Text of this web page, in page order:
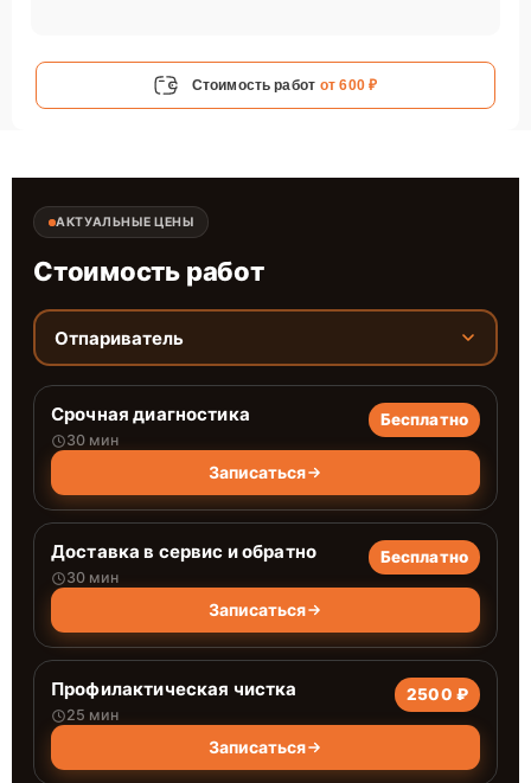
Стоимость работ от 600 ₽
АКТУАЛЬНЫЕ ЦЕНЫ
Стоимость работ
Отпариватель
Срочная диагностика
30 мин
Бесплатно
Записаться
Доставка в сервис и обратно
30 мин
Бесплатно
Записаться
Профилактическая чистка
25 мин
2500 ₽
Записаться